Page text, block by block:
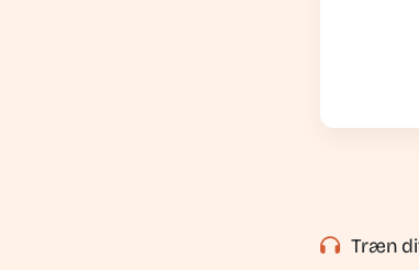
Træn